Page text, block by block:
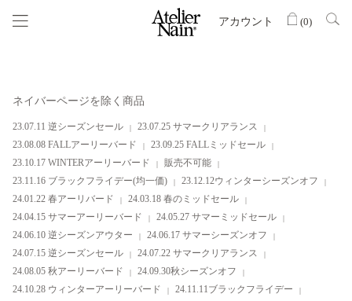
アカウント (0)
ネイバーページを除く商品
23.07.11 逆シーズンセール
23.07.25 サマークリアランス
23.08.08 FALLアーリーバード
23.09.25 FALLミッドセール
23.10.17 WINTERアーリーバード
販売不可能
23.11.16 ブラックフライデー(均一価)
23.12.12ウィンターシーズンオフ
24.01.22 春アーリバード
24.03.18 春のミッドセール
24.04.15 サマーアーリーバード
24.05.27 サマーミッドセール
24.06.10 逆シーズンアウター
24.06.17 サマーシーズンオフ
24.07.15 逆シーズンセール
24.07.22 サマークリアランス
24.08.05 秋アーリーバード
24.09.30秋シーズンオフ
24.10.28 ウィンターアーリーバード
24.11.11ブラックフライデー